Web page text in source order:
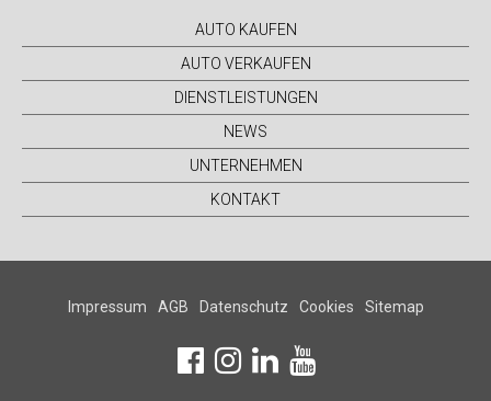
AUTO KAUFEN
AUTO VERKAUFEN
DIENSTLEISTUNGEN
NEWS
UNTERNEHMEN
KONTAKT
Impressum AGB Datenschutz Cookies Sitemap
facebook
instagram
linkedin
youtube